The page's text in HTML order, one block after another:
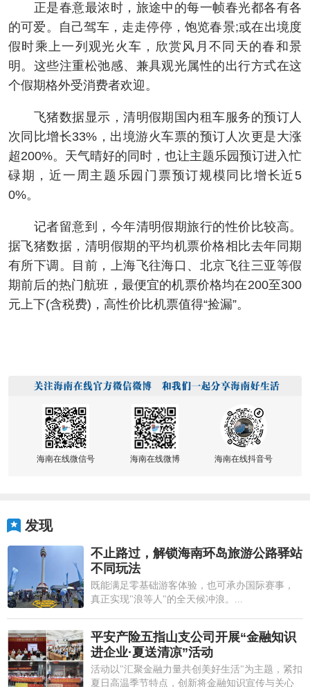
正是春意最浓时，旅途中的每一帧春光都各有各
的可爱。自己驾车，走走停停，饱览春景;或在出境度
假时乘上一列观光火车，欣赏风月不同天的春和景
明。这些注重松弛感、兼具观光属性的出行方式在这
个假期格外受消费者欢迎。
飞猪数据显示，清明假期国内租车服务的预订人
次同比增长33%，出境游火车票的预订人次更是大涨
超200%。天气晴好的同时，也让主题乐园预订进入忙
碌期，近一周主题乐园门票预订规模同比增长近5
0%。
记者留意到，今年清明假期旅行的性价比较高。
据飞猪数据，清明假期的平均机票价格相比去年同期
有所下调。目前，上海飞往海口、北京飞往三亚等假
期前后的热门航班，最便宜的机票价格均在200至300
元上下(含税费)，高性价比机票值得“捡漏”。
海南在线微信号 海南在线微博 海南在线抖音号
发现
不止路过，解锁海南环岛旅游公路驿站
不同玩法
既能满足零基础游客体验，也可承办国际赛事，
真正实现"浪等人"的全天候冲浪。...
平安产险五指山支公司开展“金融知识
进企业·夏送清凉”活动
活动以"汇聚金融力量共创美好生活"为主题，紧扣
夏日高温季节特点，创新将金融知识宣传与关心